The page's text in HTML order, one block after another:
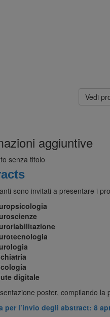
Vedi
aggiuntive
senza titolo
sono invitati a presentare i
digitale
poster, compilando la
per l’invio degli abstract: 8